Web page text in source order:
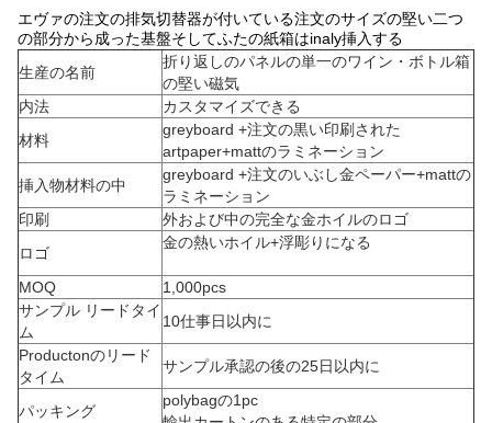
エヴァの注文の排気切替器が付いている注文のサイズの堅い二つ
の部分から成った基盤そしてふたの紙箱はinaly挿入する
生産の名前
折り返しのパネルの単一のワイン・ボトル箱
の堅い磁気
内法
カスタマイズできる
材料
greyboard +注文の黒い印刷された
artpaper+mattのラミネーション
挿入物材料の中
greyboard +注文のいぶし金ペーパー+mattの
ラミネーション
印刷
外および中の完全な金ホイルのロゴ
ロゴ
金の熱いホイル+浮彫りになる
MOQ
1,000pcs
サンプル リードタイ
ム
10仕事日以内に
Productonのリード
タイム
サンプル承認の後の25日以内に
パッキング
polybagの1pc